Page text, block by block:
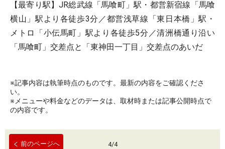
【最寄り駅】JR総武線「馬喰町」駅・都営新宿線「馬喰
横山」駅より各徒歩3分／都営浅草線「東日本橋」駅・
メトロ「小伝馬町」駅より各徒歩5分／清洲橋通り沿い
「馬喰町」交差点と「東神田一丁目」交差点のあいだ
※記事内容は執筆時点のものです。最新の内容をご確認くださ
い。
※メニューや料金などのデータは、取材時または記事公開時点で
の内容です。
前のページへ 4/4